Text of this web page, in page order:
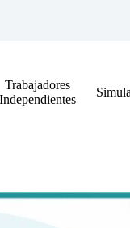
Trabajadores
Independientes